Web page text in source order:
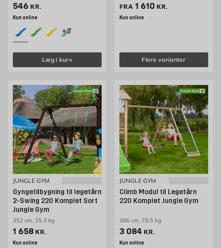
Pris 546 kr. /stk
546 KR.
Kun online
+3
Læg i kurv
FRA Pris 1610 kr. /stk
1 610 KR.
Kun online
Flere varianter
JUNGLE GYM
Gyngetilbygning til legetårn
2-Swing 220 Komplet Sort
Jungle Gym
352 cm, 25.3 kg
Pris 1658 kr. /stk
1 658 KR.
Kun online
JUNGLE GYM
Climb Modul til Legetårn
220 Komplet Jungle Gym
386 cm, 78.5 kg
Pris 3084 kr. /stk
3 084 KR.
Kun online